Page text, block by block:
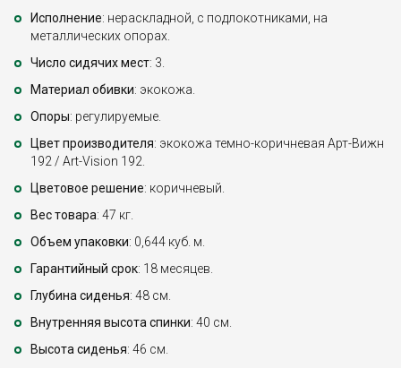
Исполнение: нераскладной, с подлокотниками, на
металлических опорах.
Число сидячих мест: 3.
Материал обивки: экокожа.
Опоры: регулируемые.
Цвет производителя: экокожа темно-коричневая Арт-Вижн
192 / Art-Vision 192.
Цветовое решение: коричневый.
Вес товара: 47 кг.
Объем упаковки: 0,644 куб. м.
Гарантийный срок: 18 месяцев.
Глубина сиденья: 48 см.
Внутренняя высота спинки: 40 см.
Высота сиденья: 46 см.